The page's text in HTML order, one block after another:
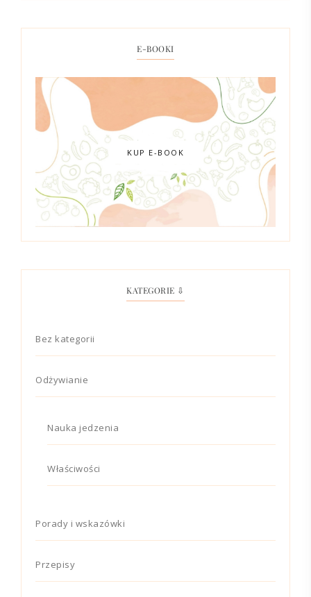
E-BOOKI
KUP E-BOOK
KATEGORIE ⇩
Bez kategorii
Odżywianie
Nauka jedzenia
Właściwości
Porady i wskazówki
Przepisy